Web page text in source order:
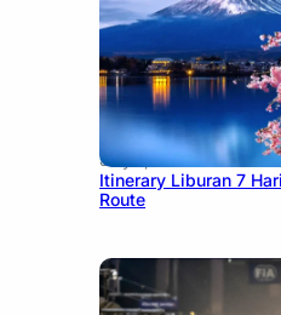
July 7, 2026
Itinerary Liburan 7
Route